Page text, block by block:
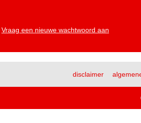
Vraag een nieuwe wachtwoord aan
disclaimer